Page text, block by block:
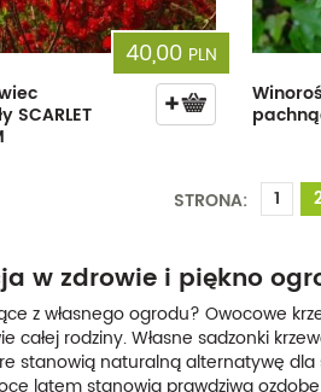
40,00 PLN
SCARLET
STRONA: 1
w zdrowie i piękno
z własnego ogrodu? Owocowe
rodziny. Własne sadzonki
stanowią naturalną alternatywę
latem stanowią prawdziwą